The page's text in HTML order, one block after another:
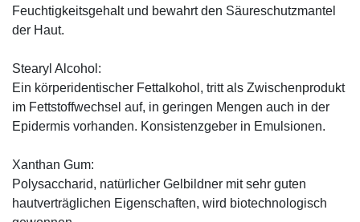
Feuchtigkeitsgehalt und bewahrt den Säureschutzmantel
der Haut.
Stearyl Alcohol:
Ein körperidentischer Fettalkohol, tritt als Zwischenprodukt
im Fettstoffwechsel auf, in geringen Mengen auch in der
Epidermis vorhanden. Konsistenzgeber in Emulsionen.
Xanthan Gum:
Polysaccharid, natürlicher Gelbildner mit sehr guten
hautverträglichen Eigenschaften, wird biotechnologisch